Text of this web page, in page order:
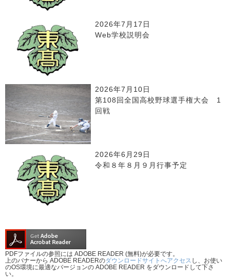
2026年7月17日
Web学校説明会
2026年7月10日
第108回全国高校野球選手権大会 1
回戦
2026年6月29日
令和８年８月９月行事予定
PDFファイルの参照には ADOBE READER (無料)が必要です。
上のバナーから ADOBE READERのダウンロードサイトへアクセス し、お使い
のOS環境に最適なバージョンの ADOBE READER をダウンロードして下さ
い。